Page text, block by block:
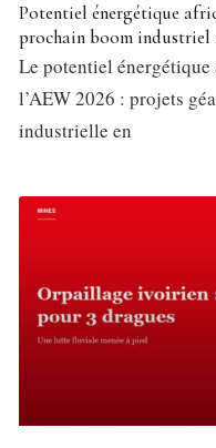
Potentiel énergétique
prochain boom industriel
Le potentiel
l’AEW 2026 : projets
industrielle en